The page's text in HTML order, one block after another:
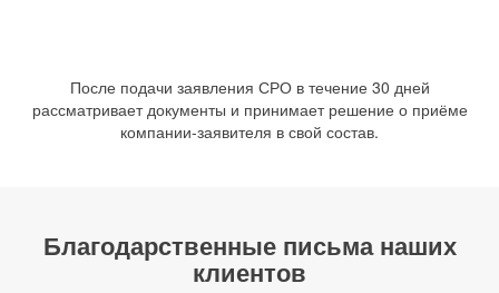
После подачи заявления СРО в течение 30 дней
рассматривает документы и принимает решение о приёме
компании-заявителя в свой состав.
Благодарственные письма наших
клиентов